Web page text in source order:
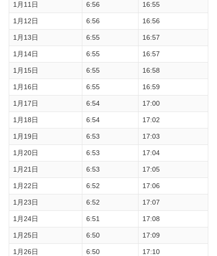
1月11日 6:56 16:55
1月12日 6:56 16:56
1月13日 6:55 16:57
1月14日 6:55 16:57
1月15日 6:55 16:58
1月16日 6:55 16:59
1月17日 6:54 17:00
1月18日 6:54 17:02
1月19日 6:53 17:03
1月20日 6:53 17:04
1月21日 6:53 17:05
1月22日 6:52 17:06
1月23日 6:52 17:07
1月24日 6:51 17:08
1月25日 6:50 17:09
1月26日 6:50 17:10